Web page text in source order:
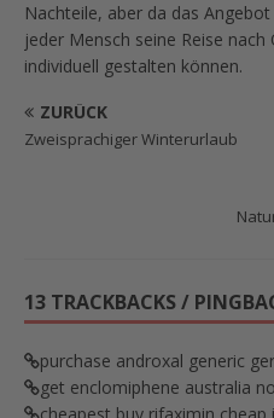
Nachteile, aber da das
jeder Mensch seine Reise
individuell gestalten können.
ZURÜCK
Zweisprachiger Winterurlaub
13 TRACKBACKS /
purchase androxal generic
get enclomiphene australia